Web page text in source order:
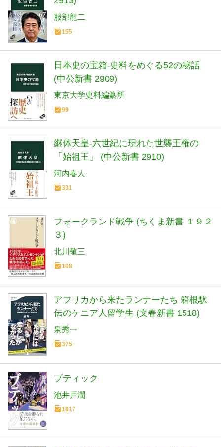
服部龍二
155
日本史の宝箱-史料をめぐる52の秘話
(中公新書 2909)
東京大学史料編纂所
99
継体天皇-六世紀に現れた世襲王権の
「始祖王」 (中公新書 2910)
河内春人
331
フォークランド戦争 (ちくま新書 １９２
３)
北川敬三
108
アフリカから来たランナーたち 箱根駅
伝のケニア人留学生 (文春新書 1518)
泉秀一
375
ブティック
池井戸潤
1817